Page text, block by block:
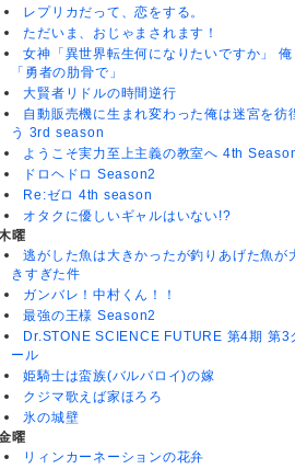
レプリカだって、恋をする。
ただいま、おじゃまされます！
女神「異世界転生何になりたいですか」 俺
「勇者の肋骨で」
大賢者リドルの時間逆行
自動販売機に生まれ変わった俺は迷宮を彷
う 3rd season
ようこそ実力至上主義の教室へ 4th
ドロヘドロ Season2
Re:ゼロ 4th season
オタクに優しいギャルはいない!?
曜
逃がした魚は大きかったが釣りあげた魚が
きすぎた件
ガンバレ！中村くん！！
最強の王様 Season2
Dr.STONE SCIENCE FUTURE 第4期 第3
ール
姫騎士は蛮族(バルバロイ)の嫁
クジマ歌えば家ほろろ
氷の城壁
曜
リィンカーネーションの花弁